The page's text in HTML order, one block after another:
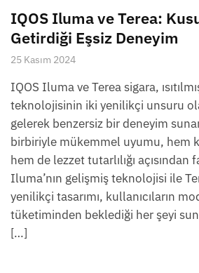
IQOS Iluma ve Terea:
Getirdiği Eşsiz Deneyim
25 Kasım 2024
IQOS Iluma ve Terea sigara,
teknolojisinin iki yenilikçi unsuru
gelerek benzersiz bir deneyim
birbiriyle mükemmel uyumu, hem
hem de lezzet tutarlılığı açısından
Iluma’nın gelişmiş teknolojisi ile
yenilikçi tasarımı, kullanıcıların
tüketiminden beklediği her şeyi
[…]